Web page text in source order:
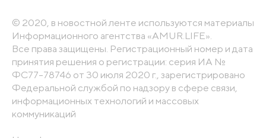
© 2020, в новостной ленте используются материалы
Информационного агентства «AMUR.LIFE».
Все права защищены. Регистрационный номер и дата
принятия решения о регистрации: серия ИА №
ФС77-78746 от 30 июля 2020 г., зарегистрировано
Федеральной службой по надзору в сфере связи,
информационных технологий и массовых
коммуникаций